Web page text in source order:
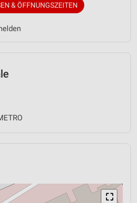
& ÖFFNUNGSZEITEN
⛶